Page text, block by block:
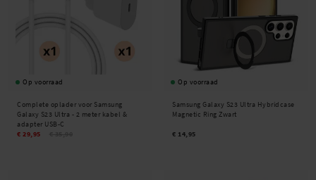
Op voorraad
Complete oplader voor Samsung
Galaxy S23 Ultra - 2 meter kabel &
adapter USB-C
€ 29,95
Op voorraad
Samsung Galaxy S23 Ultra Hybridcase
Magnetic Ring Zwart
€ 14,95